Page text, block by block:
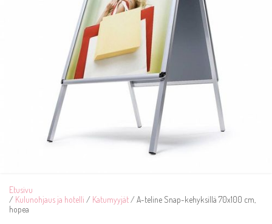
Etusivu
/ Kulunohjaus ja hotelli / Katumyyjät / A-teline Snap-kehyksillä 70x100 cm,
hopea